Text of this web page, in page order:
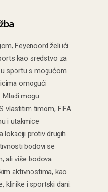
Feyenoord želi ići
kao sredstvo za
sportu s mogućom
omogući
Mladi mogu
vlastitim timom, FIFA
i utakmice
lokaciji protiv drugih
bodovi se
ali više bodova
aktivnostima, kao
klinike i sportski dani.